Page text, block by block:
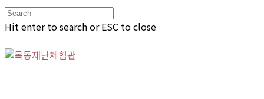
Hit enter to search or ESC to close